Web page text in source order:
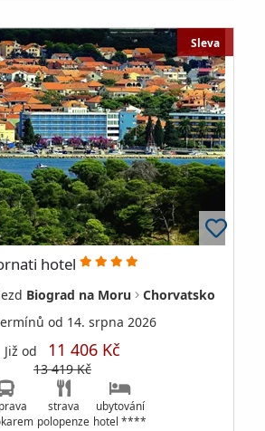
Sleva
hotel
Biograd na Moru
Chorvatsko
od 14. srpna 2026
Již od 11 406 Kč
13 419 Kč
strava
polopenze
ubytování
hotel ****